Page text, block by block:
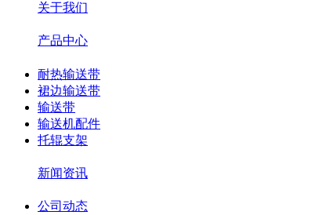
关于我们
产品中心
耐热输送带
裙边输送带
输送带
输送机配件
托辊支架
新闻资讯
公司动态